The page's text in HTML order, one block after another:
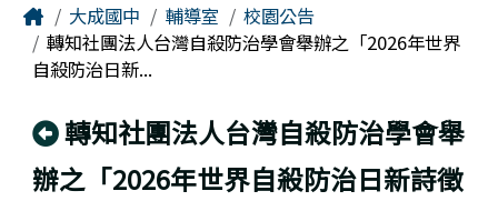
Home大成國中 輔導室
校園公告
轉知社團法人台灣自殺防治學會舉辦之「2026年世界
自殺防治日新...
回上頁
轉知社團法人台灣自殺防治學會舉
辦之「2026年世界自殺防治日新詩徵